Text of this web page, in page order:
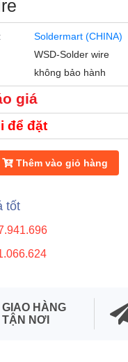
Soldermart (CHINA)
WSD-Solder wire
không bảo hành
giá
để đặt
Thêm vào giỏ hàng
tốt
GIAO HÀNG
TẬN NƠI